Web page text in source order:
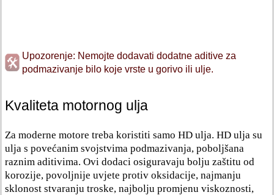
Upozorenje: Nemojte dodavati dodatne aditive za
podmazivanje bilo koje vrste u gorivo ili ulje.
Kvaliteta motornog ulja
Za moderne motore treba koristiti samo HD ulja. HD ulja su
ulja s povećanim svojstvima podmazivanja, poboljšana
raznim aditivima. Ovi dodaci osiguravaju bolju zaštitu od
korozije, povoljnije uvjete protiv oksidacije, najmanju
sklonost stvaranju troske, najbolju promjenu viskoznosti,